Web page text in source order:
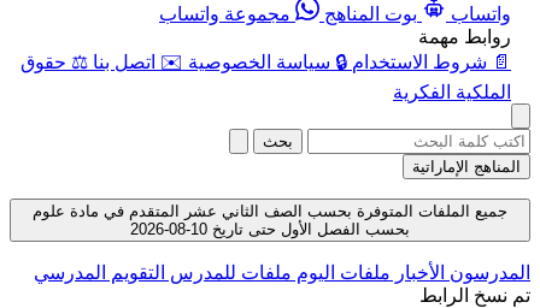
واتساب
بوت المناهج
مجموعة واتساب
روابط مهمة
📄 شروط الاستخدام 🔒 سياسة الخصوصية ✉️ اتصل بنا ⚖️ حقوق
الملكية الفكرية
بحث
المناهج الإماراتية
جميع الملفات المتوفرة بحسب الصف الثاني عشر المتقدم في مادة علوم
بحسب الفصل الأول حتى تاريخ 10-08-2026
المدرسون الأخبار ملفات اليوم ملفات للمدرس التقويم المدرسي
تم نسخ الرابط